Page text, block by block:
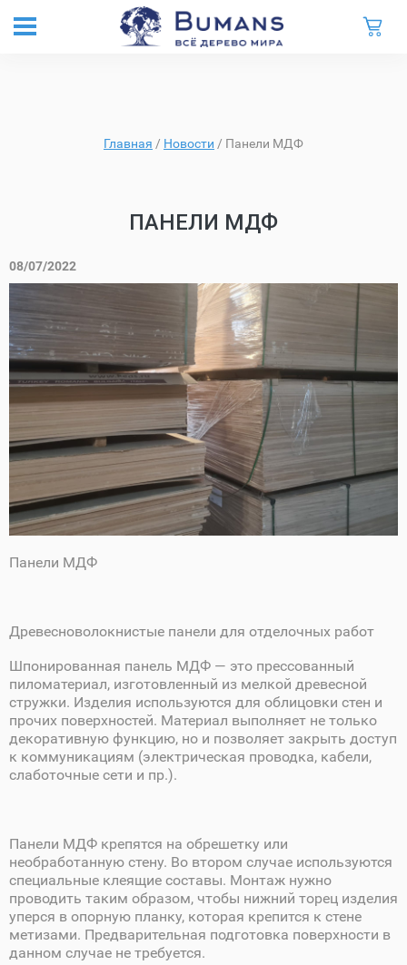
Главная / Новости / Панели МДФ
ПАНЕЛИ МДФ
08/07/2022
Панели МДФ
Древесноволокнистые панели для отделочных работ
Шпонированная панель МДФ — это прессованный
пиломатериал, изготовленный из мелкой древесной
стружки. Изделия используются для облицовки стен и
прочих поверхностей. Материал выполняет не только
декоративную функцию, но и позволяет закрыть доступ
к коммуникациям (электрическая проводка, кабели,
слаботочные сети и пр.).
Панели МДФ крепятся на обрешетку или
необработанную стену. Во втором случае используются
специальные клеящие составы. Монтаж нужно
проводить таким образом, чтобы нижний торец изделия
уперся в опорную планку, которая крепится к стене
метизами. Предварительная подготовка поверхности в
данном случае не требуется.